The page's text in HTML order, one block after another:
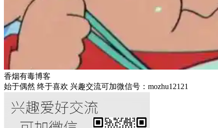
香烟有毒博客
始于偶然 终于喜欢 兴趣交流可加微信号：mozhu12121